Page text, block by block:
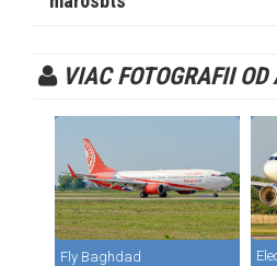
VIAC FOTOGRAFII
Fly Baghdad